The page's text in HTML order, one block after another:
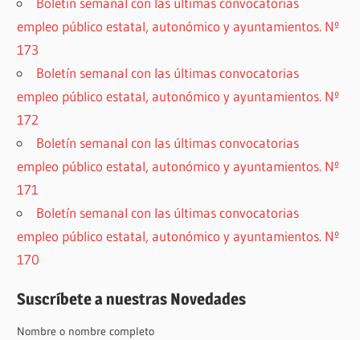
empleo público estatal, autonómico y ayuntamientos. Nº
173
Boletín semanal con las últimas convocatorias
empleo público estatal, autonómico y ayuntamientos. Nº
172
Boletín semanal con las últimas convocatorias
empleo público estatal, autonómico y ayuntamientos. Nº
171
Boletín semanal con las últimas convocatorias
empleo público estatal, autonómico y ayuntamientos. Nº
170
Suscríbete a nuestras Novedades
Nombre o nombre completo